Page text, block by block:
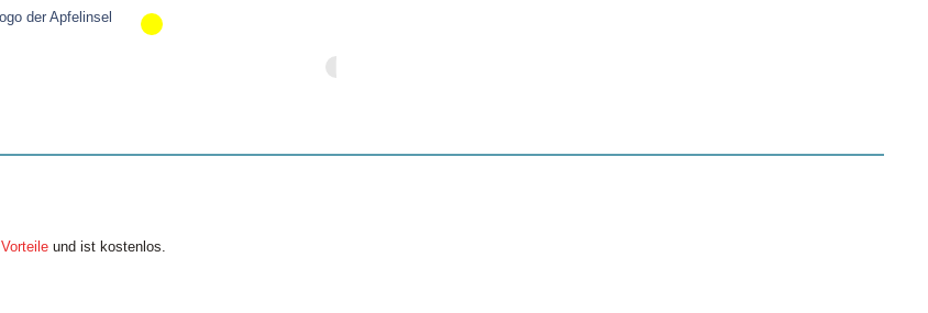
Vorteile und ist kostenlos.